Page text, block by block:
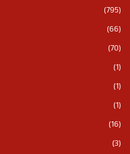
(795)
(66)
(70)
(1)
(1)
(1)
(16)
(3)